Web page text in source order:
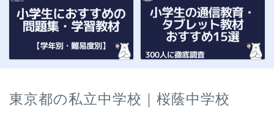
東京都の私立中学校｜桜蔭中学校